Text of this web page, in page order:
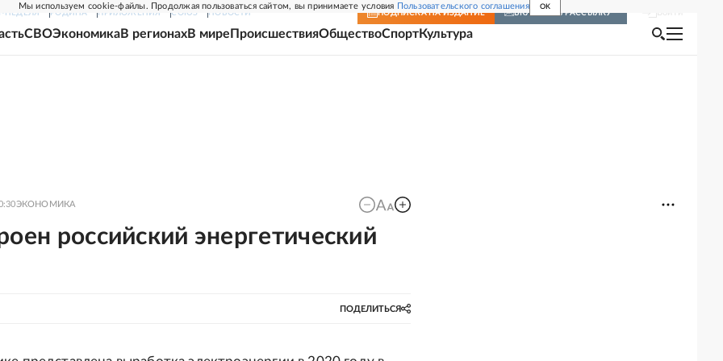
Мы используем cookie-файлы. Продолжая пользоваться сайтом, вы принимаете условия Пользовательского соглашения OK
НЕДЕЛЯ РОДИНА ПРИЛОЖЕНИЯ СОЮЗ НОВОСТИ ПОДПИСКА НА ИЗДАНИЕ ВКЛЮЧИТЬ РАССЫЛКУ
СВОЭкономикаВ регионахВ мире ПроисшествияОбществоСпортКультура
ЭКОНОМИКА
российский энергетический
ПОДЕЛИТЬСЯ